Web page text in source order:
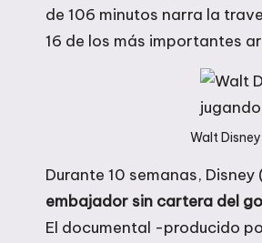
de 106 minutos narra la
16 de los más importantes
Walt
Durante 10 semanas,
embajador sin cartera del
El documental -producido